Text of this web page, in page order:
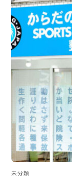
未分類